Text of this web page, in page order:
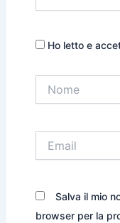
Ho letto e
Salva il mio
browser per la